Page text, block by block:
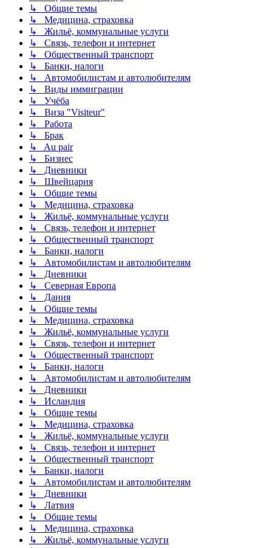
↳ Общие темы
↳ Медицина, страховка
↳ Жильё, коммунальные услуги
↳ Связь, телефон и интернет
↳ Общественный транспорт
↳ Банки, налоги
↳ Автомобилистам и автолюбителям
↳ Виды иммиграции
↳ Учёба
↳ Виза "Visiteur"
↳ Работа
↳ Брак
↳ Au pair
↳ Бизнес
↳ Дневники
↳ Швейцария
↳ Общие темы
↳ Медицина, страховка
↳ Жильё, коммунальные услуги
↳ Связь, телефон и интернет
↳ Общественный транспорт
↳ Банки, налоги
↳ Автомобилистам и автолюбителям
↳ Дневники
↳ Северная Европа
↳ Дания
↳ Общие темы
↳ Медицина, страховка
↳ Жильё, коммунальные услуги
↳ Связь, телефон и интернет
↳ Общественный транспорт
↳ Банки, налоги
↳ Автомобилистам и автолюбителям
↳ Дневники
↳ Исландия
↳ Общие темы
↳ Медицина, страховка
↳ Жильё, коммунальные услуги
↳ Связь, телефон и интернет
↳ Общественный транспорт
↳ Банки, налоги
↳ Автомобилистам и автолюбителям
↳ Дневники
↳ Латвия
↳ Общие темы
↳ Медицина, страховка
↳ Жильё, коммунальные услуги